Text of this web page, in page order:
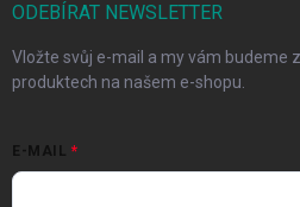
ODEBÍRAT NEWSLETTER
Vložte svůj e-mail a my vám budeme
produktech na našem e-shopu.
E-MAIL